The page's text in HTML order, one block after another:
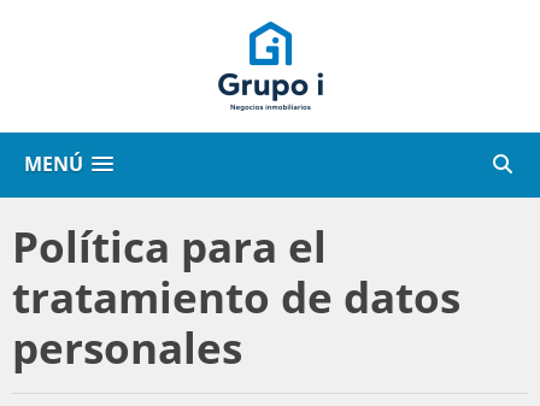
MENÚ
Política para el
tratamiento de datos
personales